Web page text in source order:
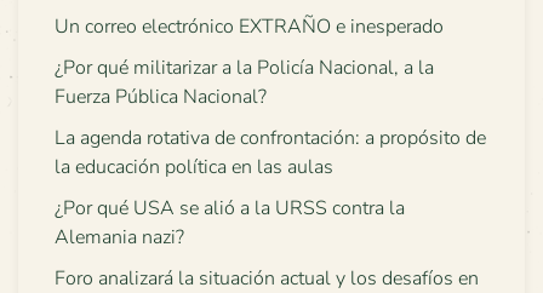
Un correo electrónico EXTRAÑO e inesperado
¿Por qué militarizar a la Policía Nacional, a la
Fuerza Pública Nacional?
La agenda rotativa de confrontación: a propósito de
la educación política en las aulas
¿Por qué USA se alió a la URSS contra la
Alemania nazi?
Foro analizará la situación actual y los desafíos en